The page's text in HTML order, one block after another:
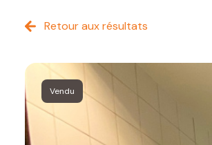
Retour aux résultats
Vendu